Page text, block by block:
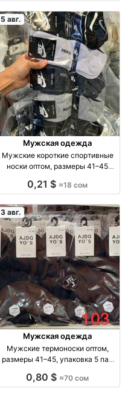
5 авг.
Мужская одежда
Мужские короткие спортивные
носки оптом, размеры 41–45
уп. 10 шт. — 180 сом
0,21 $ ≈18 сом
3 авг.
Мужская одежда
Мужские термоноски оптом,
размеры 41–45, упаковка 5 пар
5 шт., опт.
0,80 $ ≈70 сом